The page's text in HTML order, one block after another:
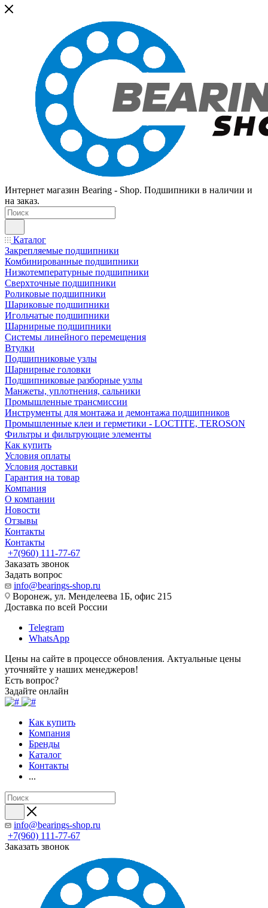
Интернет магазин Bearing - Shop. Подшипники в наличии и
на заказ.
Каталог
Закрепляемые подшипники
Комбинированные подшипники
Низкотемпературные подшипники
Сверхточные подшипники
Роликовые подшипники
Шариковые подшипники
Игольчатые подшипники
Шарнирные подшипники
Системы линейного перемещения
Втулки
Подшипниковые узлы
Шарнирные головки
Подшипниковые разборные узлы
Манжеты, уплотнения, сальники
Промышленные трансмиссии
Инструменты для монтажа и демонтажа подшипников
Промышленные клеи и герметики - LOCTITE, TEROSON
Фильтры и фильтрующие элементы
Как купить
Условия оплаты
Условия доставки
Гарантия на товар
Компания
О компании
Новости
Отзывы
Контакты
Контакты
+7(960) 111-77-67
Заказать звонок
Задать вопрос
info@bearings-shop.ru
Воронеж, ул. Менделеева 1Б, офис 215
Доставка по всей России
Telegram
WhatsApp
Цены на сайте в процессе обновления. Актуальные цены
уточняйте у наших менеджеров!
Есть вопрос?
Задайте онлайн
Как купить
Компания
Бренды
Каталог
Контакты
...
info@bearings-shop.ru
+7(960) 111-77-67
Заказать звонок